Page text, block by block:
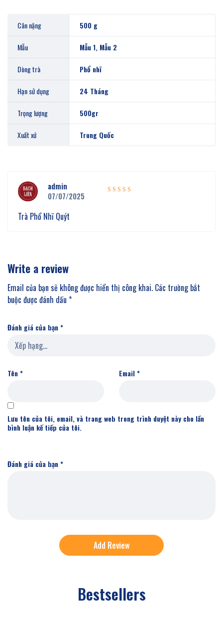
Cân nặng 500 g
Mẫu Mẫu 1, Mẫu 2
Dòng trà Phổ nhĩ
Hạn sử dụng 24 Tháng
Trọng lượng 500gr
Xuất xứ Trung Quốc
admin
07/07/2025
Trà Phổ Nhĩ Quýt
Write a review
Email của bạn sẽ không được hiển thị công khai. Các trường bắt
buộc được đánh dấu *
Đánh giá của bạn *
Đánh giá của bạn *
Tên * Email *
Lưu tên của tôi, email, và trang web trong trình duyệt này cho lần
bình luận kế tiếp của tôi.
Bestsellers